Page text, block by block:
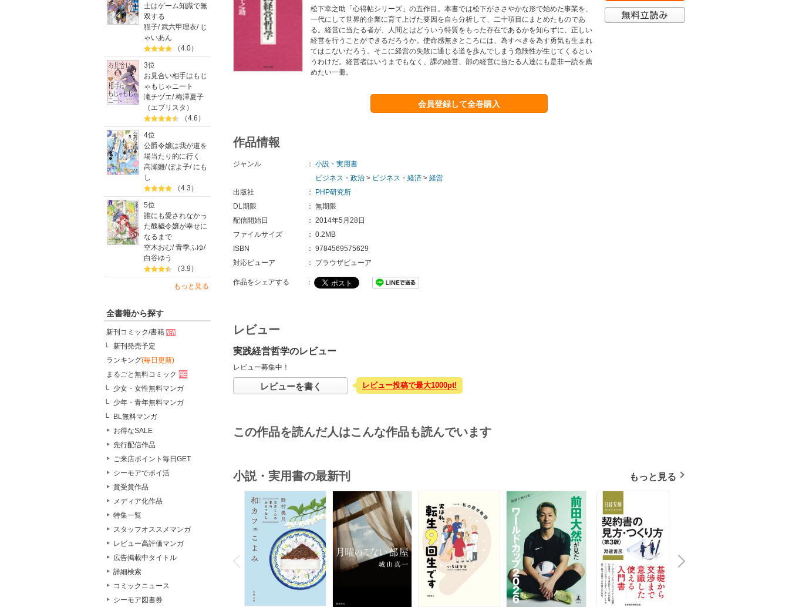
士はゲーム知識で無
双する
猫子/武六甲理衣/ じ
ゃいあん
（4.0）
3位
お見合い相手はもじ
ゃもじゃニート
滝チヅエ/梅澤夏子
（エブリスタ）
（4.6）
4位
公爵令嬢は我が道を
場当たり的に行く
高瀬雛/ぽよ子/ にも
し
（4.3）
5位
誰にも愛されなかっ
た醜穢令嬢が幸せに
なるまで
空木おむ/青季ふゆ/
白谷ゆう
（3.9）
もっと見る
全書籍から探す
新刊コミック/書籍
新刊発売予定
ランキング(毎日更新)
まるごと無料コミック
少女・女性無料マンガ
少年・青年無料マンガ
BL無料マンガ
お得なSALE
先行配信作品
ご来店ポイント毎日GET
シーモアでポイ活
賞受賞作品
メディア化作品
特集一覧
スタッフオススメマンガ
レビュー高評価マンガ
広告掲載中タイトル
詳細検索
コミックニュース
シーモア図書券
松下幸之助「心得帖シリーズ」の五作目。本書では松下がささやかな形で始めた事業を、
一代にして世界的企業に育て上げた要因を自ら分析して、二十項目にまとめたものであ
る。経営に当たる者が、人間とはどういう特質をもった存在であるかを知らずに、正しい
経営を行うことができるだろうか。使命感無きところには、為すべきを為す勇気も生まれ
てはこないだろう。そこに経営の失敗に通じる道を歩んでしまう危険性が生じてくるとい
うわけだ。経営者はいうまでもなく、課の経営、部の経営に当たる人達にも是非一読を薦
めたい一冊。
会員登録して全巻購入
作品情報
ジャンル ： 小説・実用書
ビジネス・政治 > ビジネス・経済 > 経営
出版社
：
PHP研究所
DL期限
： 無期限
配信開始日
： 2014年5月28日
ファイルサイズ
： 0.2MB
ISBN
： 9784569575629
対応ビューア
： ブラウザビューア
作品をシェアする ：
レビュー
実践経営哲学のレビュー
レビュー募集中！
レビューを書く レビュー投稿で最大1000pt!
この作品を読んだ人はこんな作品も読んでいます
小説・実用書の最新刊 もっと見る
P
r
e
v
i
o
u N
e
x
t